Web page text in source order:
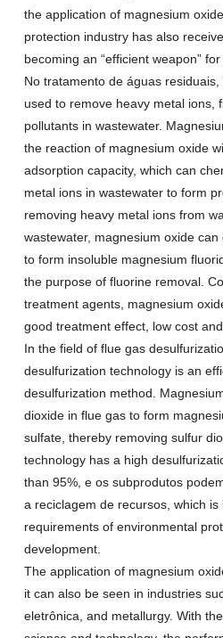
the application of magnesium
protection industry has also
becoming an “efficient weapon” for
No tratamento de águas residuais,
used to remove heavy metal ions,
pollutants in wastewater.
the reaction of magnesium oxide
adsorption capacity, which can
metal ions in wastewater to form
removing heavy metal ions from
wastewater, magnesium oxide
to form insoluble magnesium
the purpose of fluorine removal.
treatment agents, magnesium
good treatment effect, low cost
In the field of flue gas
desulfurization technology is an
desulfurization method
dioxide in flue gas to form
sulfate, thereby removing sulfur
technology has a high
than 95%, e os subprodutos
a reciclagem de recursos, which is
requirements of environmental
development.
The application of magnesium
it can also be seen in industries
eletrônica, and metallurgy. With